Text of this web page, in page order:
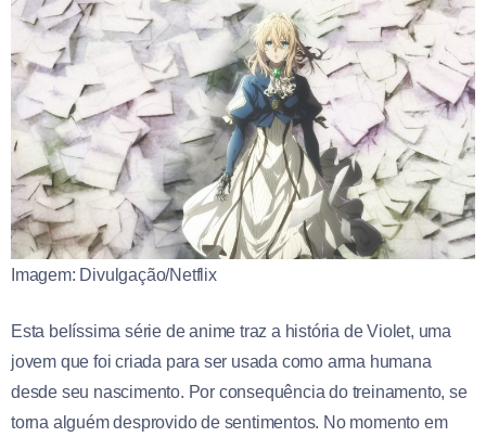
Imagem: Divulgação/Netflix
Esta belíssima série de anime traz a história de Violet, uma
jovem que foi criada para ser usada como arma humana
desde seu nascimento. Por consequência do treinamento, se
torna alguém desprovido de sentimentos. No momento em